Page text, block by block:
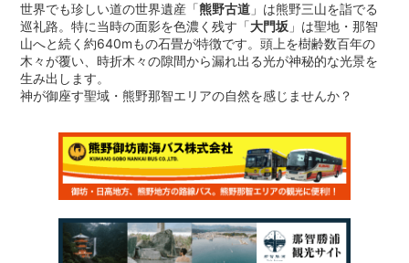
世界でも珍しい道の世界遺産「熊野古道」は熊野三山を詣でる
巡礼路。特に当時の面影を色濃く残す「大門坂 」は聖地・那智
山へと続く約640mもの石畳が特徴です。頭上を樹齢数百年の
木々が覆い、時折木々の隙間から漏れ出る光が神秘的な光景を
生み出します。
神が御座す聖域・熊野那智エリアの自然を感じませんか？